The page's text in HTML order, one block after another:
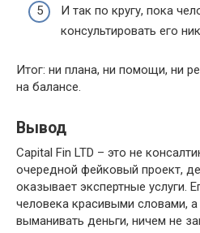
И так по кругу, пока
консультировать его
Итог: ни плана, ни помощи, ни
на балансе.
Вывод
Capital Fin LTD – это не
очередной фейковый проект,
оказывает экспертные услуги.
человека красивыми словами, а
выманивать деньги, ничем не